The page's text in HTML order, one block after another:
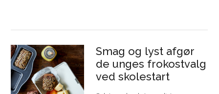
Smag og lyst afgør
de unges frokostvalg
ved skolestart